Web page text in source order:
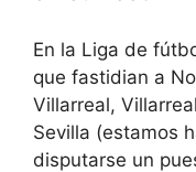
En la Liga de
que fastidian a
Villarreal,
Sevilla (estamos
disputarse un